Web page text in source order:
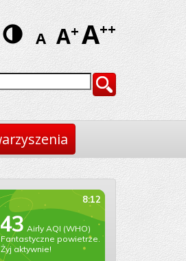
A A+A++
Wersja
kontrastowa
Szukaj